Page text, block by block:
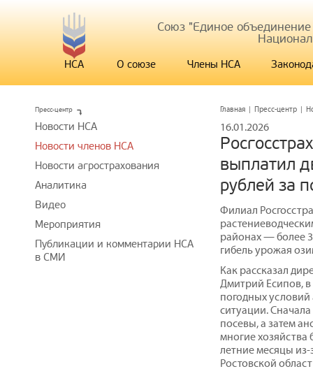
Союз "Единое
НСА О союзе Члены НСА
Главная | Пресс-центр |
16.01.2026
выплатил
рублей за
Филиал
районах — более
гибель урожая
Как рассказал
Дмитрий Есипов,
погодных
ситуации.
посевы, а затем
многие
летние месяцы из-
Ростовской
Пресс-центр
Новости НСА
Новости членов НСА
Новости агрострахования
Аналитика
Видео
Мероприятия
Публикации и комментарии НСА
в СМИ